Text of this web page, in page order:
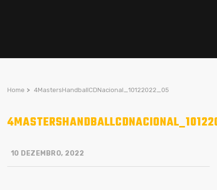
Home > 4MastersHandballCDNacional_10122022_05
10 DEZEMBRO, 2022